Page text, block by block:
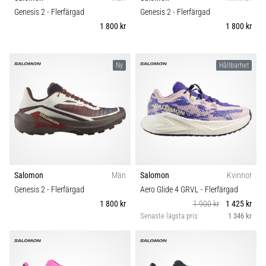
Hur
var
det…
6. 8. 2026
Löparknä:
Orsaker,
åtgärder
Löparknä,
Hållbarhet
Komfort och dämpning
Skobredd
Genesis 2- Flerfärgad
1 800 kr
Genesis 2- Flerfärgad
1 800 kr
Ny
Salomon
Män
Genesis 2- Flerfärgad
1 800 kr
Hållbarhet
Salomon
Kvinnor
Aero Glide 4 GRVL - Flerfärgad
1 900 kr
1 425 kr
Senaste lägsta pris 1 346 kr